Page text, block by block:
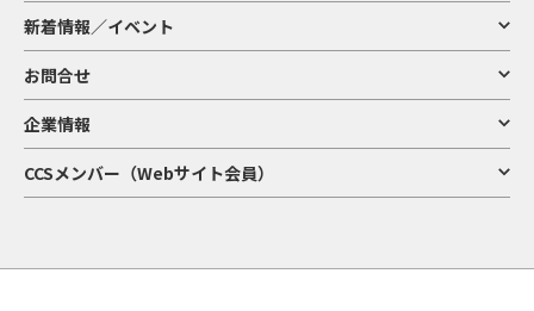
新着情報／イベント
お問合せ
企業情報
CCSメンバー（Webサイト会員）